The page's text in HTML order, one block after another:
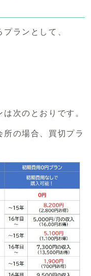
ランとして、
次のとおりです。
所の場合、買切プラ